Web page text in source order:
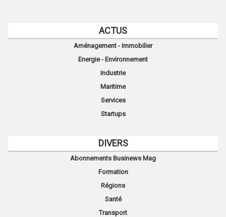
ACTUS
Aménagement - Immobilier
Energie - Environnement
Industrie
Maritime
Services
Startups
DIVERS
Abonnements Businews Mag
Formation
Régions
Santé
Transport